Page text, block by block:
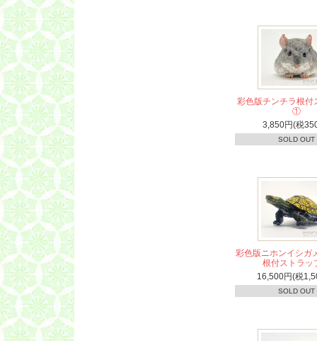
彩色版チンチラ根付
①
3,850円(税
SOLD OUT
彩色版ニホンイシガ
根付ストラ
16,500円(税
SOLD OUT